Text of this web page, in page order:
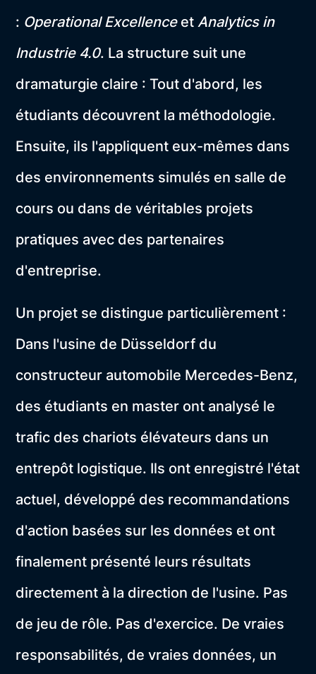
: Operational ExcellenceetAnalytics in
Industrie 4.0. La structure suit une
dramaturgie claire : Tout d'abord, les
étudiants découvrent la méthodologie.
Ensuite, ils l'appliquent eux-mêmes dans
des environnements simulés en salle de
cours ou dans de véritables projets
pratiques avec des partenaires
d'entreprise.
Un projet se distingue particulièrement :
Dans l'usine de Düsseldorf du
constructeur automobile Mercedes-Benz,
des étudiants en master ont analysé le
trafic des chariots élévateurs dans un
entrepôt logistique. Ils ont enregistré l'état
actuel, développé des recommandations
d'action basées sur les données et ont
finalement présenté leurs résultats
directement à la direction de l'usine. Pas
de jeu de rôle. Pas d'exercice. De vraies
responsabilités, de vraies données, un